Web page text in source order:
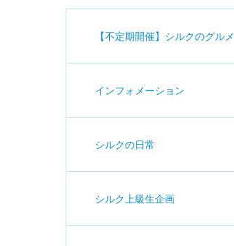
【不定期開催】シルクのグルメ
インフォメーション
シルクの日常
シルク上級生企画